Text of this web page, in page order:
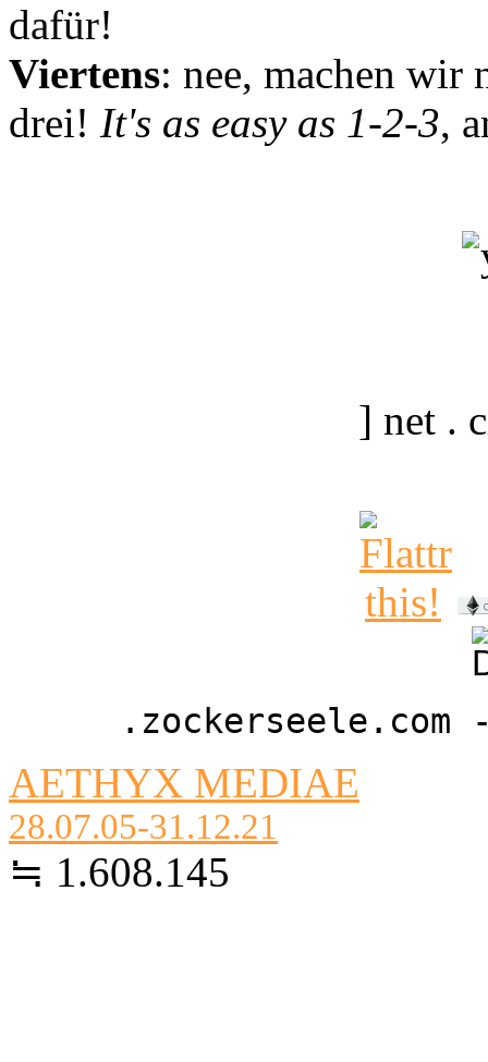
dafür!
Viertens: nee, machen wir
drei! It's as easy as 1-2-3,
] net .
AETHYX MEDIAE
28.07.05-31.12.21
≒ 1.608.145